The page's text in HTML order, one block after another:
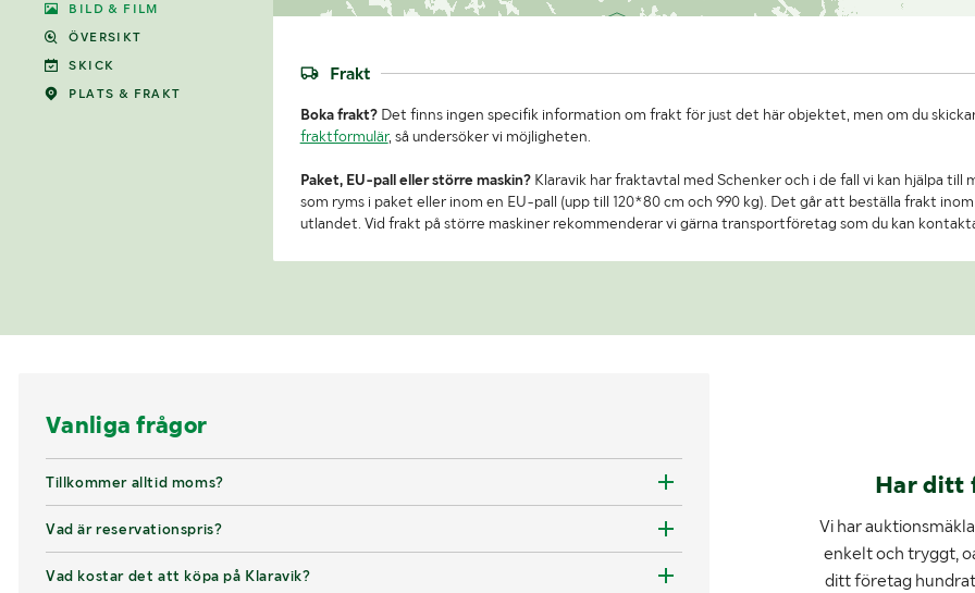
BILD & FILM
ÖVERSIKT
SKICK
PLATS & FRAKT
Frakt
Boka frakt?Det finns ingen specifik information om frakt för just det här objektet, men om du
fraktformulär, så undersöker vi möjligheten.
Paket, EU-pall eller större maskin?Klaravik har fraktavtal med Schenker och i de fall vi kan hjälpa till
som ryms i paket eller inom en EU-pall (upp till 120*80 cm och 990 kg). Det går att beställa frakt
utlandet. Vid frakt på större maskiner rekommenderar vi gärna transportföretag som du kan
Vanliga frågor
Tillkommer alltid moms?
Vad är reservationspris?
Vad kostar det att köpa på Klaravik?
Har ditt
Vi har
enkelt och tryggt,
ditt företag